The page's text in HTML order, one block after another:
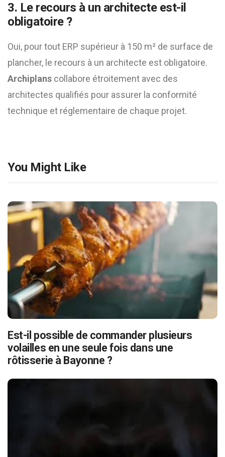
3. Le recours à un architecte est-il
obligatoire ?
Oui, pour tout ERP supérieur à 150 m² de surface de
plancher, le recours à un architecte est obligatoire.
Archiplans collabore étroitement avec des
architectes qualifiés pour assurer la conformité
technique et réglementaire de chaque projet.
You Might Like
Est-il possible de commander plusieurs
volailles en une seule fois dans une
rôtisserie à Bayonne ?